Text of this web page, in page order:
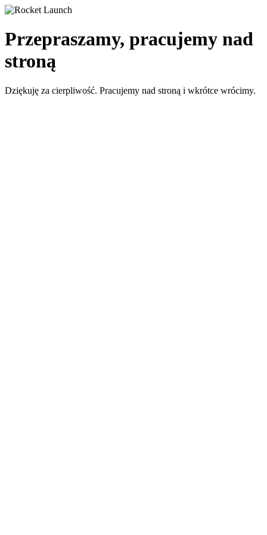
Przepraszamy, pracujemy nad
stroną
Dziękuję za cierpliwość. Pracujemy nad stroną i wkrótce wrócimy.